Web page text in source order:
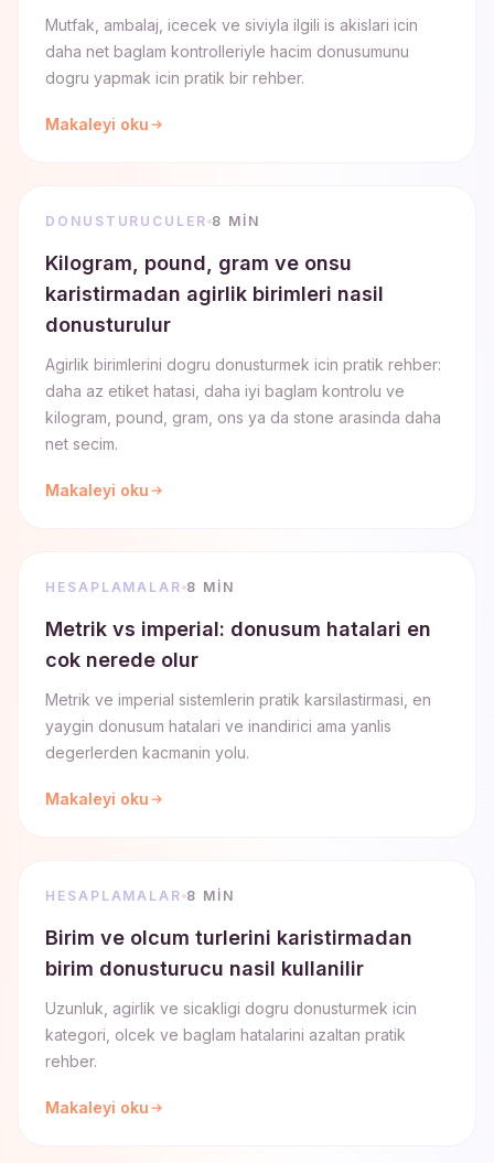
Mutfak, ambalaj, icecek ve siviyla ilgili is akislari icin
daha net baglam kontrolleriyle hacim donusumunu
dogru yapmak icin pratik bir rehber.
Makaleyi oku
DONUSTURUCULER 8 MIN
Kilogram, pound, gram ve onsu
karistirmadan agirlik birimleri nasil
donusturulur
Agirlik birimlerini dogru donusturmek icin pratik rehber:
daha az etiket hatasi, daha iyi baglam kontrolu ve
kilogram, pound, gram, ons ya da stone arasinda daha
net secim.
Makaleyi oku
HESAPLAMALAR 8 MIN
Metrik vs imperial: donusum hatalari en
cok nerede olur
Metrik ve imperial sistemlerin pratik karsilastirmasi, en
yaygin donusum hatalari ve inandirici ama yanlis
degerlerden kacmanin yolu.
Makaleyi oku
HESAPLAMALAR 8 MIN
Birim ve olcum turlerini karistirmadan
birim donusturucu nasil kullanilir
Uzunluk, agirlik ve sicakligi dogru donusturmek icin
kategori, olcek ve baglam hatalarini azaltan pratik
rehber.
Makaleyi oku